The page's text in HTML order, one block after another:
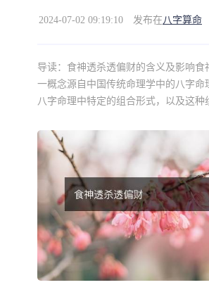
2024-07-02 09:19:10 发布在八字算命
导读： 食神透杀透偏财的含义及影响食
一概念源自中国传统命理学中的八字命
八字命理中特定的组合形式，以及这种